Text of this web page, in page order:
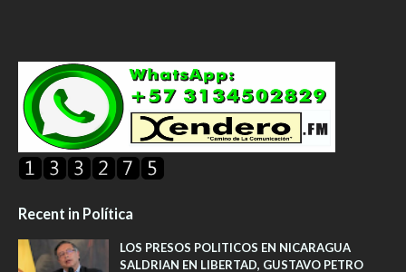
Recent in Política
LOS PRESOS POLITICOS EN NICARAGUA
SALDRIAN EN LIBERTAD, GUSTAVO PETRO